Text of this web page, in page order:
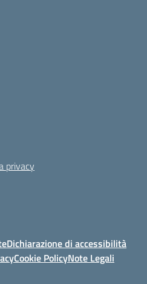
privacy
Dichiarazione di accessibilità
Cookie PolicyNote Legali